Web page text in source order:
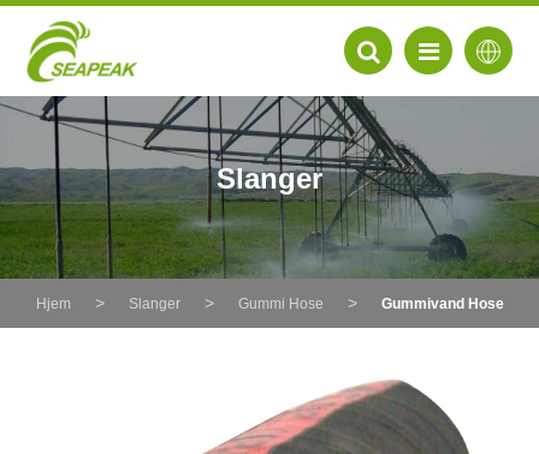
Slanger
Hjem Slanger Gummi Hose Gummivand Hose